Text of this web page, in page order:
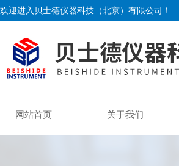
欢迎进入贝士德仪器科技（北京）有限公司！
网站首页 关于我们